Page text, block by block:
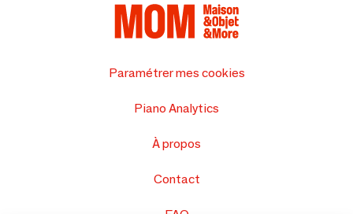
Paramétrer mes cookies
Piano Analytics
À propos
Contact